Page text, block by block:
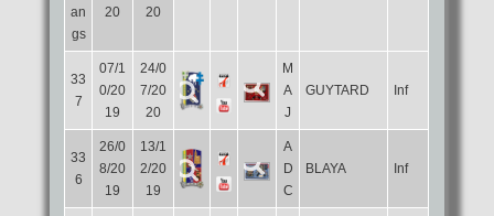
an
gs
20
20
33
7
07/1
0/20
19
24/0
7/20
20
M
A
J
GUYTARD Inf
33
6
26/0
8/20
19
13/1
2/20
19
A
D
C
BLAYA Inf